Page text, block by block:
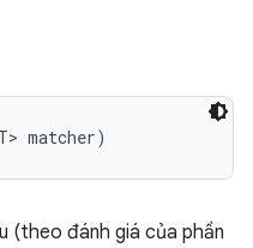
matcher)
(theo đánh giá của phần